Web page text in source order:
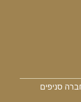
סניפים